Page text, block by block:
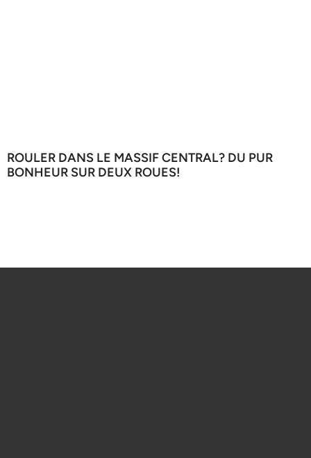
ROULER DANS LE MASSIF CENTRAL? DU PUR
BONHEUR SUR DEUX ROUES!